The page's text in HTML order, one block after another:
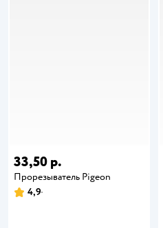
33,50 р.
Прорезыватель Pigeon
4,9